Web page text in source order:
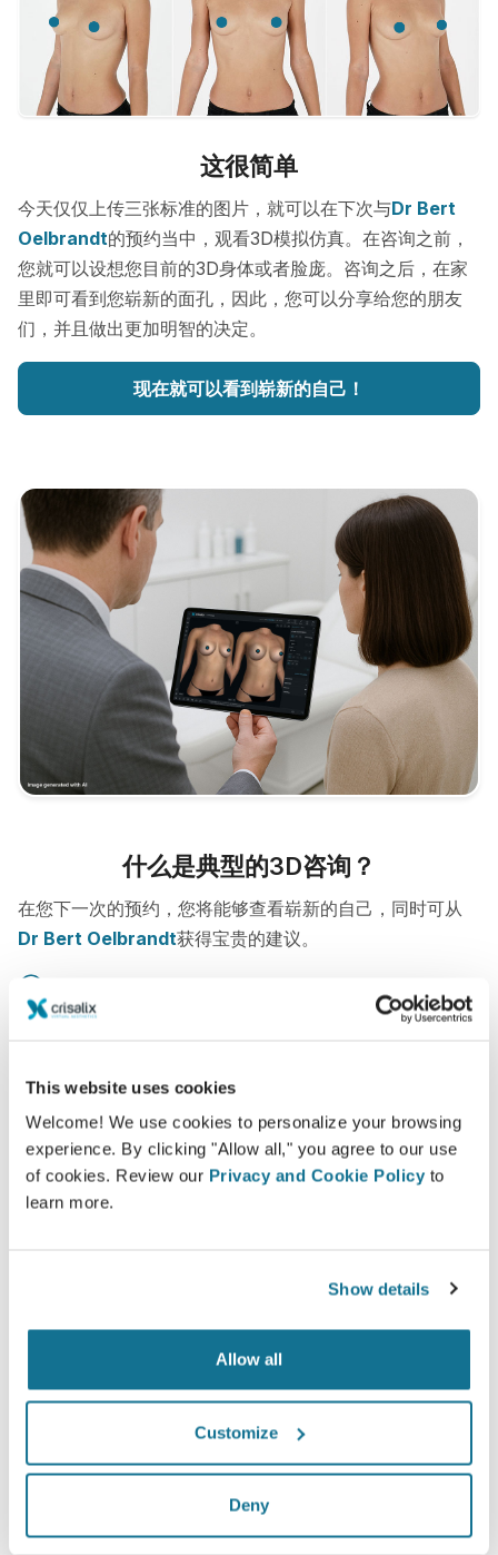
This website uses cookies
Welcome! We use cookies to personalize your browsing
experience. By clicking "Allow all," you agree to our use
of cookies. Review our Privacy and Cookie Policy to
learn more.
Show details
Allow all
Customize
Deny
这很简单
今天仅仅上传三张标准的图片，就可以在下次与Dr Bert
Oelbrandt的预约当中，观看3D模拟仿真。在咨询之前，
您就可以设想您目前的3D身体或者脸庞。咨询之后，在家
里即可看到您崭新的面孔，因此，您可以分享给您的朋友
们，并且做出更加明智的决定。
现在就可以看到崭新的自己！
什么是典型的3D咨询？
在您下一次的预约，您将能够查看崭新的自己，同时可从
Dr Bert Oelbrandt获得宝贵的建议。
Crisalix 是一种旨在改善医生和病人之间交流的创新工具。
通知
Crisalix 是基于病人身体的3D模拟，促进了整容病人
了解所选择手术可能出现结果。